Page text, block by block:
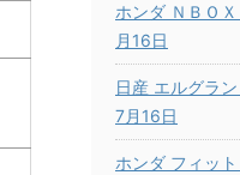
ホンダ ＮＢＯ
月16日
日産 エルグラ
7月16日
ホンダ フィッ